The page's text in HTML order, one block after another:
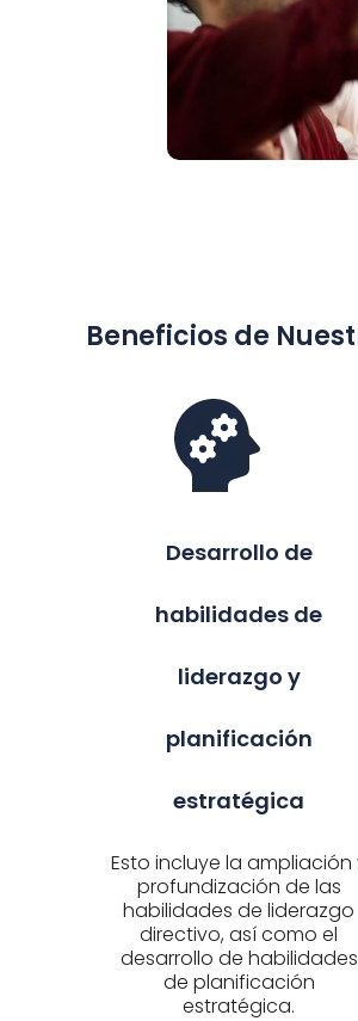
Beneficios de
Desarrollo de
habilidades de
liderazgo y
planificación
estratégica
Esto incluye la ampliación
profundización de las
habilidades de liderazgo
directivo, así como el
desarrollo de habilidades
de planificación
estratégica.